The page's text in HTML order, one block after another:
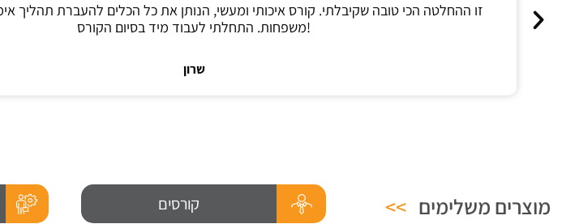
זו ההחלטה הכי טובה שקיבלתי. קורס איכותי ומעשי, הנותן את כל הכלים להעברת תהליך
משפחות. התחלתי לעבוד מיד בסיום הקורס!
שרון
מוצרים משלימים >> קורסים